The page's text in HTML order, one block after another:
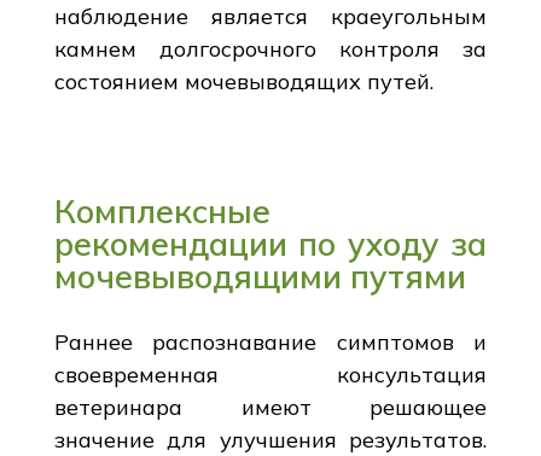
наблюдение является краеугольным
камнем долгосрочного контроля за
состоянием мочевыводящих путей.
Комплексные
рекомендации по уходу за
мочевыводящими путями
Раннее распознавание симптомов и
своевременная консультация
ветеринара имеют решающее
значение для улучшения результатов.